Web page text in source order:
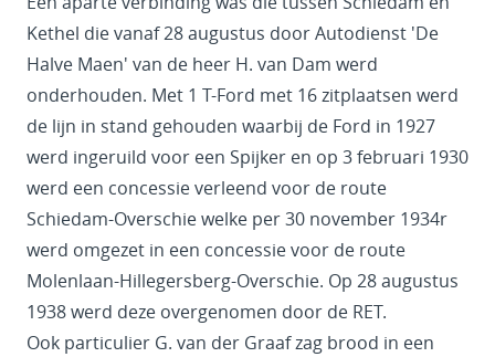
Kethel die vanaf 28 augustus door Autodienst 'De
Halve Maen' van de heer H. van Dam werd
onderhouden. Met 1 T-Ford met 16 zitplaatsen werd
de lijn in stand gehouden waarbij de Ford in 1927
werd ingeruild voor een Spijker en op 3 februari 1930
werd een concessie verleend voor de route
Schiedam-Overschie welke per 30 november 1934r
werd omgezet in een concessie voor de route
Molenlaan-Hillegersberg-Overschie. Op 28 augustus
1938 werd deze overgenomen door de RET.
Ook particulier G. van der Graaf zag brood in een